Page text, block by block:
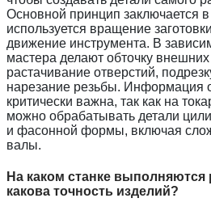
Основной принцип заключается
используется вращение
движение инструмента. В
мастера делают обточку
растачивание отверстий,
нарезание резьбы. Информация
критически важна, так как на
можно обрабатывать детали
и фасонной формы, включая
валы.
На каком станке
какова точность изделий?